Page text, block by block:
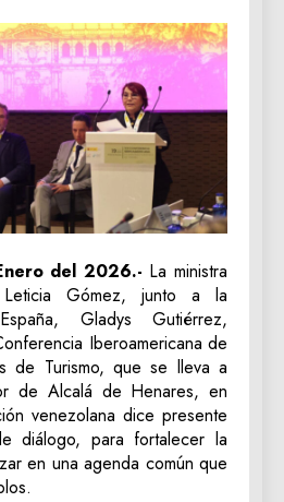
del 2026.- La ministra
Gómez, junto a la
Gladys Gutiérrez,
Iberoamericana de
de Turismo, que se lleva a
de Alcalá de Henares, en
venezolana dice presente
diálogo, para fortalecer la
en una agenda común que